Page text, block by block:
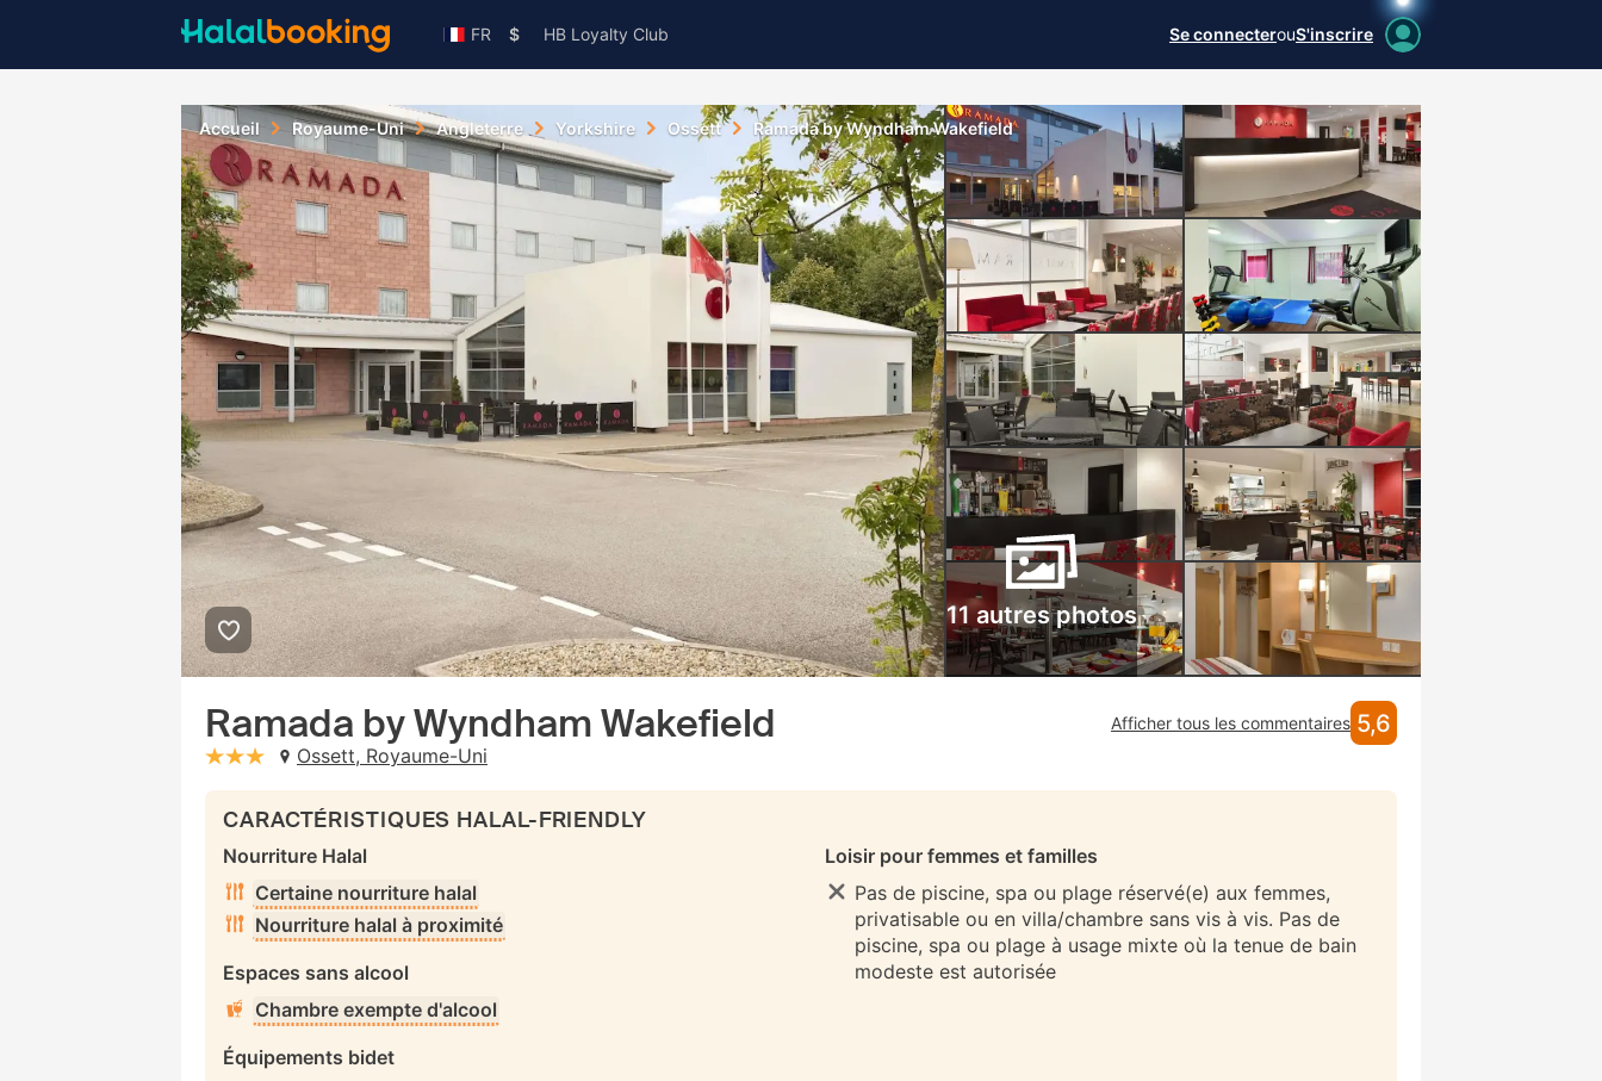
FR $ HB Loyalty Club Se connecterouS'inscrire
Accueil Royaume-Uni Angleterre Yorkshire Ossett Ramada by Wyndham Wakefield
11 autres photos
Ramada by Wyndham Wakefield
stars: 3Ossett, Royaume-Uni
Afficher tous les commentaires 5,6
CARACTÉRISTIQUES HALAL-FRIENDLY
Nourriture Halal
Certaine nourriture halal
Nourriture halal à proximité
Espaces sans alcool
Chambre exempte d'alcool
Équipements bidet
Loisir pour femmes et familles
Pas de piscine, spa ou plage réservé(e) aux femmes,
privatisable ou en villa/chambre sans vis à vis. Pas de
piscine, spa ou plage à usage mixte où la tenue de bain
modeste est autorisée